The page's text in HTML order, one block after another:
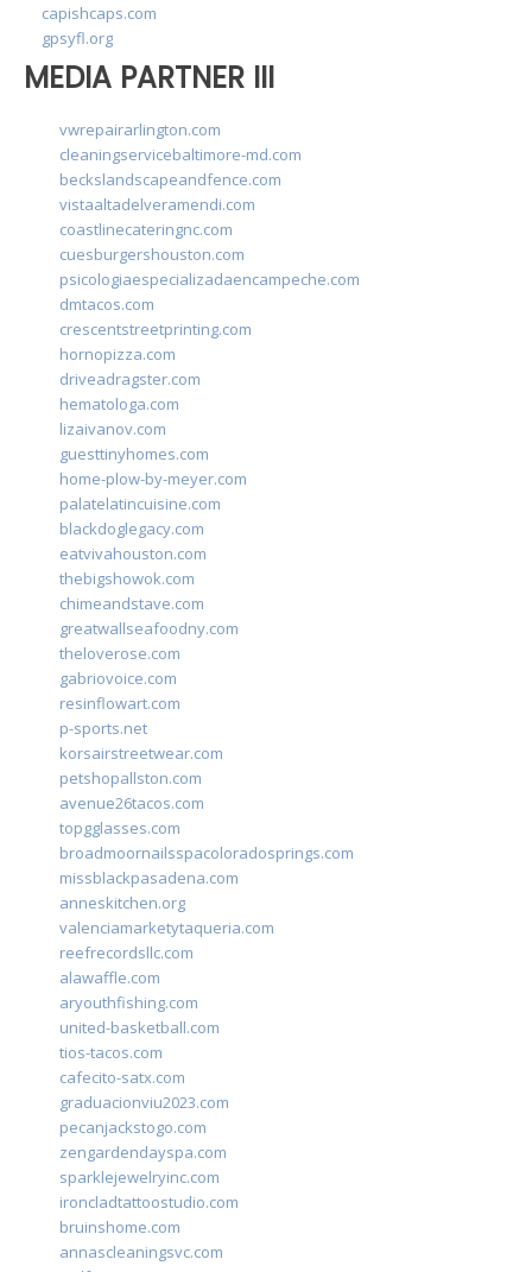
capishcaps.com
gpsyfl.org
MEDIA PARTNER III
vwrepairarlington.com
cleaningservicebaltimore-md.com
beckslandscapeandfence.com
vistaaltadelveramendi.com
coastlinecateringnc.com
cuesburgershouston.com
psicologiaespecializadaencampeche.com
dmtacos.com
crescentstreetprinting.com
hornopizza.com
driveadragster.com
hematologa.com
lizaivanov.com
guesttinyhomes.com
home-plow-by-meyer.com
palatelatincuisine.com
blackdoglegacy.com
eatvivahouston.com
thebigshowok.com
chimeandstave.com
greatwallseafoodny.com
theloverose.com
gabriovoice.com
resinflowart.com
p-sports.net
korsairstreetwear.com
petshopallston.com
avenue26tacos.com
topgglasses.com
broadmoornailsspacoloradosprings.com
missblackpasadena.com
anneskitchen.org
valenciamarketytaqueria.com
reefrecordsllc.com
alawaffle.com
aryouthfishing.com
united-basketball.com
tios-tacos.com
cafecito-satx.com
graduacionviu2023.com
pecanjackstogo.com
zengardendayspa.com
sparklejewelryinc.com
ironcladtattoostudio.com
bruinshome.com
annascleaningsvc.com